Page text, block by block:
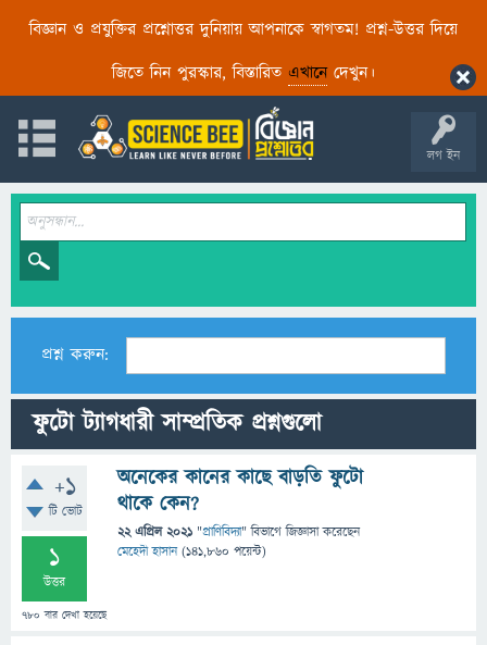
বিজ্ঞান ও প্রযুক্তির প্রশ্নোত্তর দুনিয়ায় আপনাকে স্বাগতম! প্রশ্ন-উত্তর দিয়ে
জিতে নিন পুরস্কার, বিস্তারিত এখানেদেখুন।
লগ ইন
প্রশ্ন করুন:
ফুটো ট্যাগধারী সাম্প্রতিক প্রশ্নগুলো
+1
টি ভোট
1
উত্তর
780 বার দেখা হয়েছে
অনেকের কানের কাছে বাড়তি ফুটো
থাকে কেন?
22 এপ্রিল 2021 "প্রাণিবিদ্যা" বিভাগে জিজ্ঞাসাকরেছেন
মেহেদী হাসান (141,860 পয়েন্ট)